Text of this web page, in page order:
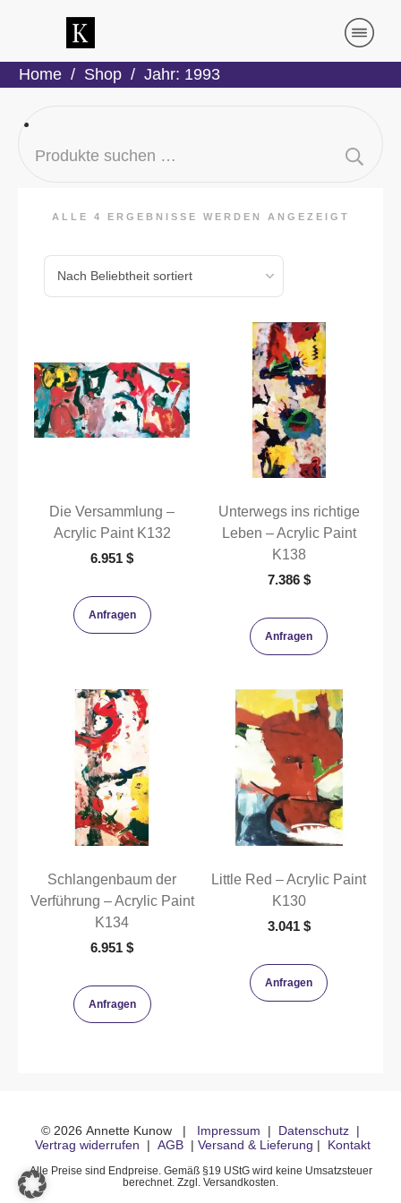
Home / Shop / Jahr: 1993
Suchen
ALLE 4 ERGEBNISSE WERDEN ANGEZEIGT
Die Versammlung –
Acrylic Paint K132
6.951$
Anfragen
Unterwegs ins richtige
Leben – Acrylic Paint
K138
7.386 $
Anfragen
Schlangenbaum der
Verführung – Acrylic Paint
K134
6.951$
Anfragen
Little Red – Acrylic Paint
K130
3.041 $
Anfragen
© 2026 Annette Kunow | Impressum | Datenschutz |
Vertrag widerrufen | AGB| Versand & Lieferung | Kontakt
Alle Preise sind Endpreise. Gemäß §19 UStG wird keine Umsatzsteuer
berechnet. Zzgl. Versandkosten.